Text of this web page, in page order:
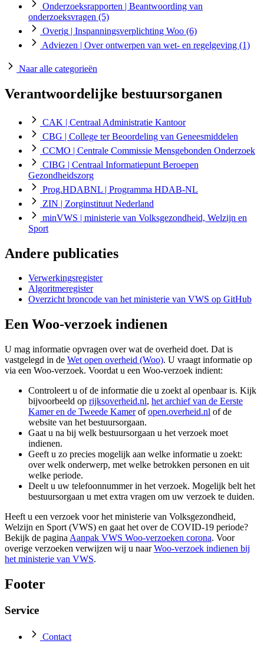
Onderzoeksrapporten | Beantwoording van
onderzoeksvragen (5)
Overig | Inspanningsverplichting Woo (6)
Adviezen | Over ontwerpen van wet- en regelgeving (1)
Naar alle categorieën
Verantwoordelijke bestuursorganen
CAK | Centraal Administratie Kantoor
CBG | College ter Beoordeling van Geneesmiddelen
CCMO | Centrale Commissie Mensgebonden Onderzoek
CIBG | Centraal Informatiepunt Beroepen
Gezondheidszorg
Prog.HDABNL | Programma HDAB-NL
ZIN | Zorginstituut Nederland
minVWS | ministerie van Volksgezondheid, Welzijn en
Sport
Andere publicaties
Verwerkingsregister
Algoritmeregister
Overzicht broncode van het ministerie van VWS op GitHub
Een Woo-verzoek indienen
U mag informatie opvragen over wat de overheid doet. Dat is
vastgelegd in de Wet open overheid (Woo). U vraagt informatie op
via een Woo-verzoek. Voordat u een Woo-verzoek indient:
Controleert u of de informatie die u zoekt al openbaar is. Kijk
bijvoorbeeld op rijksoverheid.nl, het archief van de Eerste
Kamer en de Tweede Kamerofopen.overheid.nl of de
website van het bestuursorgaan.
Gaat u na bij welk bestuursorgaan u het verzoek moet
indienen.
Geeft u zo precies mogelijk aan welke informatie u zoekt:
over welk onderwerp, met welke betrokken personen en uit
welke periode.
Deelt u uw telefoonnummer in het verzoek. Mogelijk belt het
bestuursorgaan u met extra vragen om uw verzoek te duiden.
Heeft u een verzoek voor het ministerie van Volksgezondheid,
Welzijn en Sport (VWS) en gaat het over de COVID-19 periode?
Bekijk de pagina Aanpak VWS Woo-verzoeken corona. Voor
overige verzoeken verwijzen wij u naarWoo-verzoek indienen bij
het ministerie van VWS.
Footer
Service
Contact